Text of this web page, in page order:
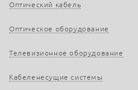
Оптический кабель
Оптическое оборудование
Телевизионное оборудование
Кабеленесущие системы